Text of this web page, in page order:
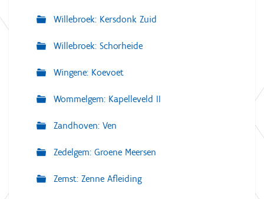
Willebroek: Kersdonk Zuid
Willebroek: Schorheide
Wingene: Koevoet
Wommelgem: Kapelleveld II
Zandhoven: Ven
Zedelgem: Groene Meersen
Zemst: Zenne Afleiding